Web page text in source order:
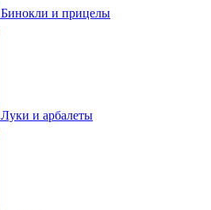
Бинокли и прицелы
Луки и арбалеты